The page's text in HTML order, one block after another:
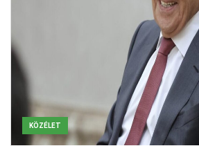
KÖZÉLET